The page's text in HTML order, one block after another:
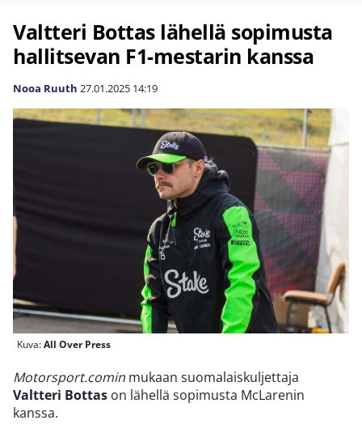
Valtteri Bottas lähellä sopimusta
hallitsevan F1-mestarin kanssa
Nooa Ruuth 27.01.2025 14:19
Kuva:All Over Press
Motorsport.comin mukaan suomalaiskuljettaja
Valtteri Bottas on lähellä sopimusta McLarenin
kanssa.